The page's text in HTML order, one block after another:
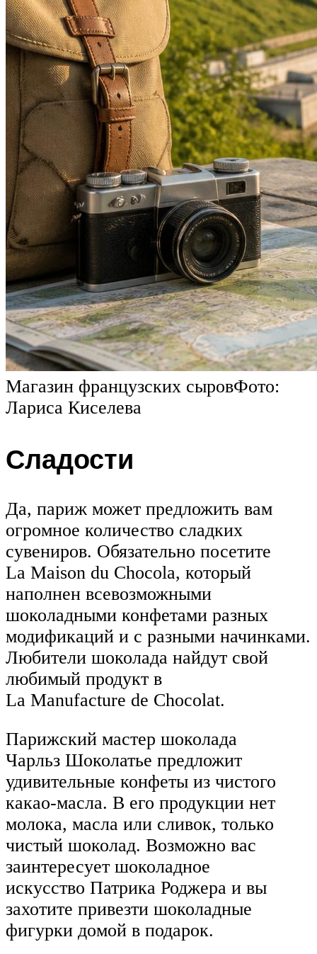
Магазин французских сыровФото:
Лариса Киселева
Сладости
Да, париж может предложить вам
огромное количество сладких
сувениров. Обязательно посетите
La Maison du Chocola, который
наполнен всевозможными
шоколадными конфетами разных
модификаций и с разными начинками.
Любители шоколада найдут свой
любимый продукт в
La Manufacture de Chocolat.
Парижский мастер шоколада
Чарльз Шоколатье предложит
удивительные конфеты из чистого
какао-масла. В его продукции нет
молока, масла или сливок, только
чистый шоколад. Возможно вас
заинтересует шоколадное
искусство Патрика Роджера и вы
захотите привезти шоколадные
фигурки домой в подарок.